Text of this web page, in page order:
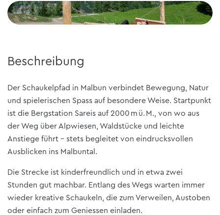
Beschreibung
Der Schaukelpfad in Malbun verbindet Bewegung, Natur
und spielerischen Spass auf besondere Weise. Startpunkt
ist die Bergstation Sareis auf 2000 m ü. M., von wo aus
der Weg über Alpwiesen, Waldstücke und leichte
Anstiege führt – stets begleitet von eindrucksvollen
Ausblicken ins Malbuntal.
Die Strecke ist kinderfreundlich und in etwa zwei
Stunden gut machbar. Entlang des Wegs warten immer
wieder kreative Schaukeln, die zum Verweilen, Austoben
oder einfach zum Geniessen einladen.